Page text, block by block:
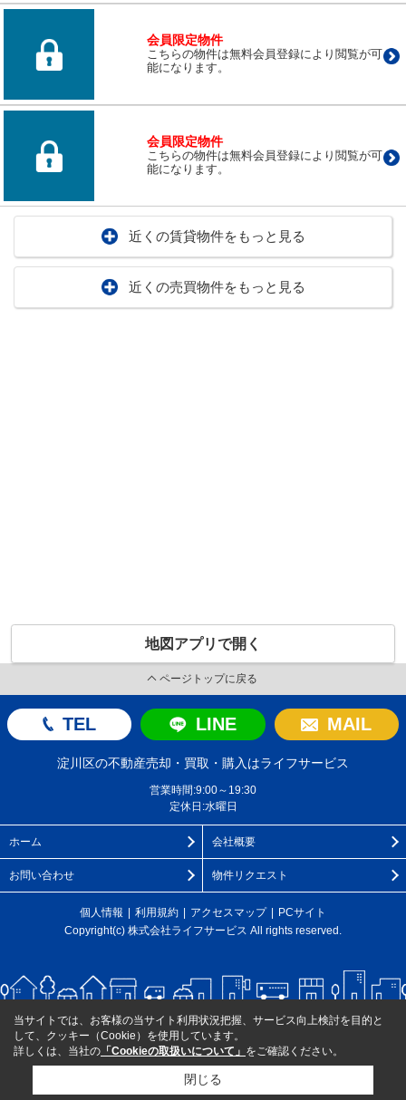
会員限定物件
こちらの物件は無料会員登録により閲覧が可
能になります。
会員限定物件
こちらの物件は無料会員登録により閲覧が可
能になります。
近くの賃貸物件をもっと見る
近くの売買物件をもっと見る
地図アプリで開く
ページトップに戻る
TEL LINE MAIL
淀川区の不動産売却・買取・購入はライフサービス
営業時間:9:00～19:30
定休日:水曜日
ホーム 会社概要
お問い合わせ 物件リクエスト
個人情報 利用規約 アクセスマップ
PCサイト
Copyright(c) 株式会社ライフサービス All rights reserved.
当サイトでは、お客様の当サイト利用状況把握、サービス向上検討を目的と
して、クッキー（Cookie）を使用しています。
詳しくは、当社の 「Cookieの取扱いについて」 をご確認ください。
閉じる